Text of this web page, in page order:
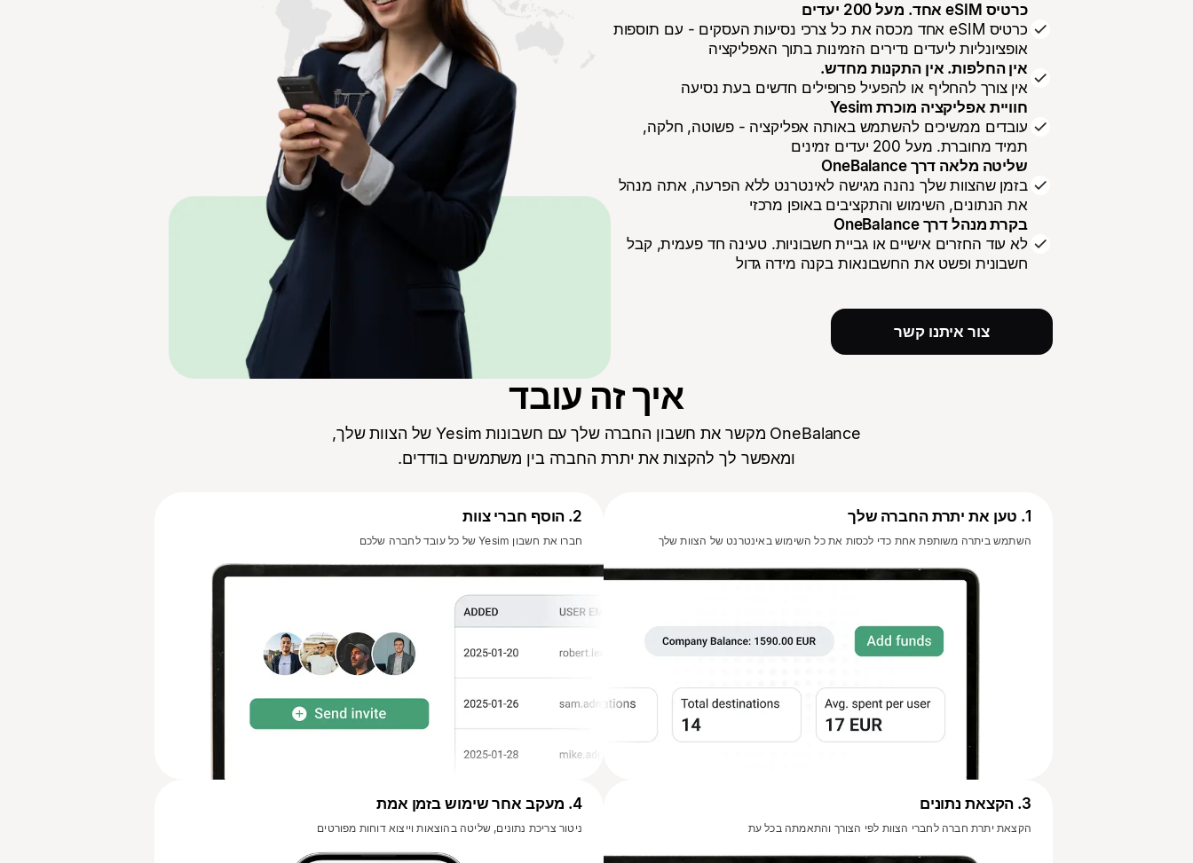
כרטיס eSIM אחד. מעל 200 יעדים
כרטיס eSIM אחד מכסה את כל צרכי נסיעות העסקים - עם תוספות
אופציונליות ליעדים נדירים הזמינות בתוך האפליקציה
אין החלפות. אין התקנות מחדש.
אין צורך להחליף או להפעיל פרופילים חדשים בעת נסיעה
חוויית אפליקציה מוכרת Yesim
עובדים ממשיכים להשתמש באותה אפליקציה - פשוטה, חלקה,
תמיד מחוברת. מעל 200 יעדים זמינים
שליטה מלאה דרך OneBalance
בזמן שהצוות שלך נהנה מגישה לאינטרנט ללא הפרעה, אתה מנהל
את הנתונים, השימוש והתקציבים באופן מרכזי
בקרת מנהל דרך OneBalance
לא עוד החזרים אישיים או גביית חשבוניות. טעינה חד פעמית, קבל
חשבונית ופשט את החשבונאות בקנה מידה גדול
צור איתנו קשר
איך זה עובד
OneBalance מקשר את חשבון החברה שלך עם חשבונות Yesim של הצוות שלך,
ומאפשר לך להקצות את יתרת החברה בין משתמשים בודדים.
1
. טען את יתרת החברה שלך
השתמש ביתרה משותפת אחת כדי לכסות את כל השימוש באינטרנט של הצוות שלך
2
. הוסף חברי צוות
חברו את חשבון Yesim של כל עובד לחברה שלכם
3
. הקצאת נתונים
הקצאת יתרת חברה לחברי הצוות לפי הצורך והתאמתה בכל עת
4
. מעקב אחר שימוש בזמן אמת
ניטור צריכת נתונים, שליטה בהוצאות וייצוא דוחות מפורטים